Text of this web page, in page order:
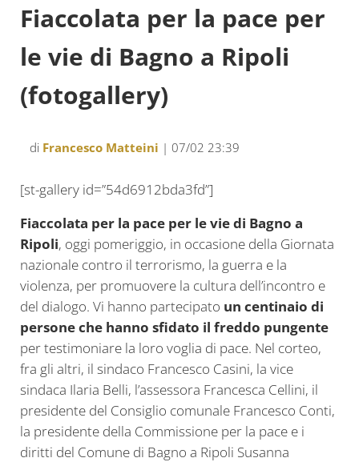
Fiaccolata per la pace per
le vie di Bagno a Ripoli
(fotogallery)
di Francesco Matteini | 07/02 23:39
[st-gallery id=”54d6912bda3fd”]
Fiaccolata per la pace per le vie di Bagno a
Ripoli, oggi pomeriggio, in occasione della Giornata
nazionale contro il terrorismo, la guerra e la
violenza, per promuovere la cultura dell’incontro e
del dialogo. Vi hanno partecipato un centinaio di
persone che hanno sfidato il freddo pungente
per testimoniare la loro voglia di pace. Nel corteo,
fra gli altri, il sindaco Francesco Casini, la vice
sindaca Ilaria Belli, l’assessora Francesca Cellini, il
presidente del Consiglio comunale Francesco Conti,
la presidente della Commissione per la pace e i
diritti del Comune di Bagno a Ripoli Susanna